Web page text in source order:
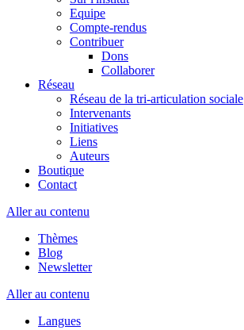
Equipe
Compte-rendus
Contribuer
Dons
Collaborer
Réseau
Réseau de la tri-articulation sociale
Intervenants
Initiatives
Liens
Auteurs
Boutique
Contact
Aller au contenu
Thèmes
Blog
Newsletter
Aller au contenu
Langues